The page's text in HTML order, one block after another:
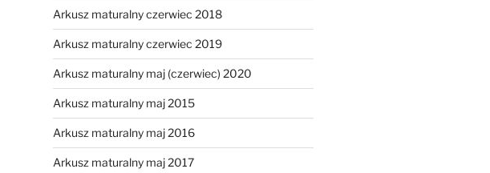
Arkusz maturalny czerwiec 2018
Arkusz maturalny czerwiec 2019
Arkusz maturalny maj (czerwiec) 2020
Arkusz maturalny maj 2015
Arkusz maturalny maj 2016
Arkusz maturalny maj 2017